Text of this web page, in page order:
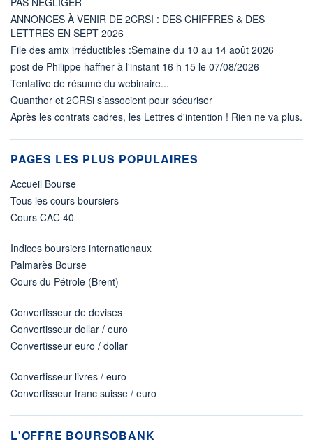
ANNONCES À VENIR DE 2CRSI : DES CHIFFRES & DES
LETTRES EN SEPT 2026
File des amix irréductibles :Semaine du 10 au 14 août 2026
post de Philippe haffner à l'instant 16 h 15 le 07/08/2026
Tentative de résumé du webinaire...
Quanthor et 2CRSi s’associent pour sécuriser
Après les contrats cadres, les Lettres d'intention ! Rien ne va plus.
PAGES LES PLUS POPULAIRES
Accueil Bourse
Tous les cours boursiers
Cours CAC 40
Indices boursiers internationaux
Palmarès Bourse
Cours du Pétrole (Brent)
Convertisseur de devises
Convertisseur dollar / euro
Convertisseur euro / dollar
Convertisseur livres / euro
Convertisseur franc suisse / euro
L'OFFRE BOURSOBANK